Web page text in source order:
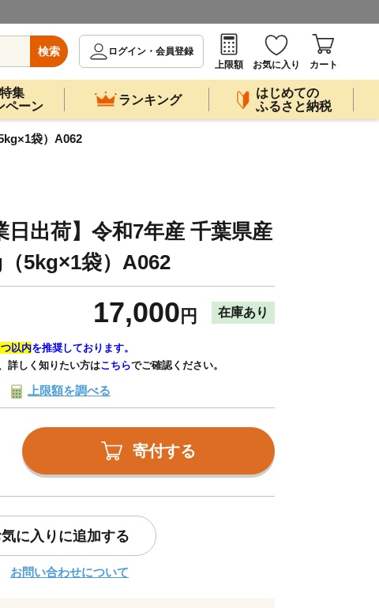
検索
ログイン・会員登録
上限額
お気に入り カート
集
ペーン
ランキング
はじめての
ふるさと納税
袋）A062
日出荷】令和7年産 千葉県産
（5kg×1袋）A062
17,000 円 在庫あり
以内を推奨しております。
詳しく知りたい方はこちらでご確認ください。
上限額を調べる
寄付する
に入りに追加する
お問い合わせについて